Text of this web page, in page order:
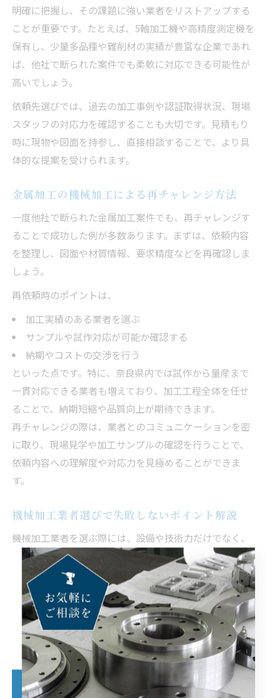
明確に把握し、その課題に強い業者をリストアップする
ことが重要です。たとえば、5軸加工機や高精度測定機を
保有し、少量多品種や難削材の実績が豊富な企業であれ
ば、他社で断られた案件でも柔軟に対応できる可能性が
高いでしょう。
依頼先選びでは、過去の加工事例や認証取得状況、現場
スタッフの対応力を確認することも大切です。見積もり
時に現物や図面を持参し、直接相談することで、より具
体的な提案を受けられます。
金属加工の機械加工による再チャレンジ方法
一度他社で断られた金属加工案件でも、再チャレンジす
ることで成功した例が多数あります。まずは、依頼内容
を整理し、図面や材質情報、要求精度などを再確認しま
しょう。
再依頼時のポイントは、
加工実績のある業者を選ぶ
サンプルや試作対応が可能か確認する
納期やコストの交渉を行う
といった点です。特に、奈良県内では試作から量産まで
一貫対応できる業者も増えており、加工工程全体を任せ
ることで、納期短縮や品質向上が期待できます。
再チャレンジの際は、業者とのコミュニケーションを密
に取り、現場見学や加工サンプルの確認を行うことで、
依頼内容への理解度や対応力を見極めることができま
す。
機械加工業者選びで失敗しないポイント解説
機械加工業者を選ぶ際には、設備や技術力だけでなく、
実績や対応力、サポート体制も重要な判断基準となりま
す。特に、難易度の高い案件や他社で断られた案件の場
合、過去の類似事例や納品実績が豊富な業者が安心で
す。
選び方のコツとしては、
加工設備（マシニングセンタ、5軸加工機など）の保
有状況
技術スタッフのスキル・資格